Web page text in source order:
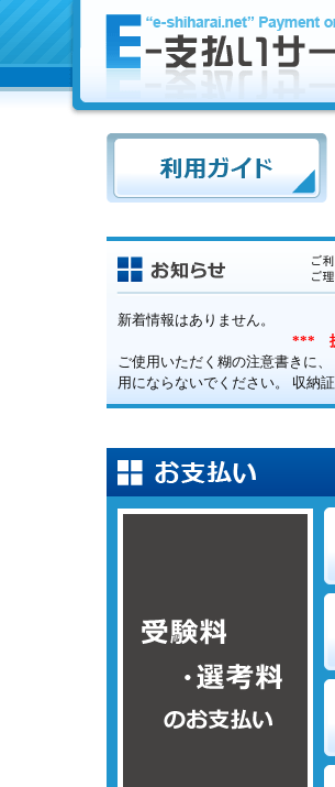
新着情報はありません。
*** 提
ご使用いただく糊の注意書きに
用にならないでください。 収納